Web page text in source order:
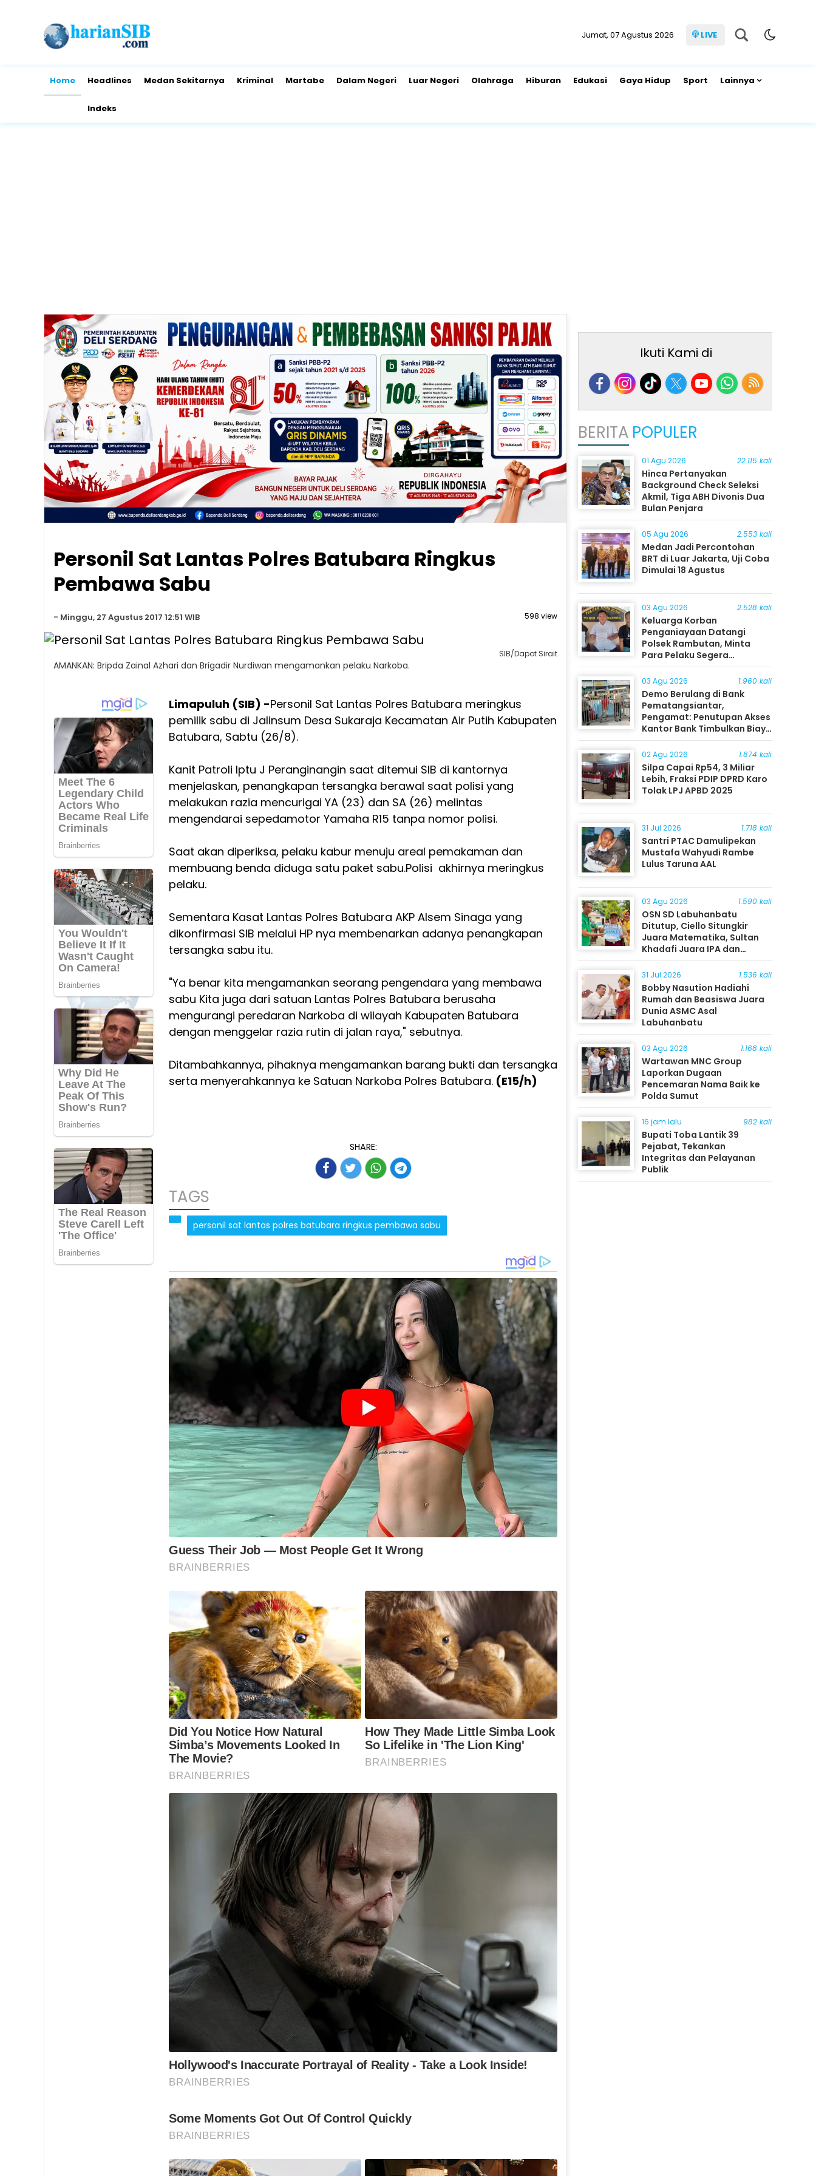
Jumat, 07 Agustus 2026 LIVE
Home Headlines Medan Sekitarnya Kriminal Martabe Dalam Negeri Luar Negeri Olahraga Hiburan Edukasi Gaya Hidup Sport Lainnya
Indeks
Personil Sat Lantas Polres Batubara Ringkus
Pembawa Sabu
- Minggu, 27 Agustus 2017 12:51 WIB 598 view
SIB/Dapot Sirait
AMANKAN: Bripda Zainal Azhari dan Brigadir Nurdiwan mengamankan pelaku Narkoba.
Limapuluh (SIB) -Personil Sat Lantas Polres Batubara meringkus
pemilik sabu di Jalinsum Desa Sukaraja Kecamatan Air Putih Kabupaten
Batubara, Sabtu (26/8).
Kanit Patroli Iptu J Peranginangin saat ditemui SIB di kantornya
menjelaskan, penangkapan tersangka berawal saat polisi yang
melakukan razia mencurigai YA (23) dan SA (26) melintas
mengendarai sepedamotor Yamaha R15 tanpa nomor polisi.
Saat akan diperiksa, pelaku kabur menuju areal pemakaman dan
membuang benda diduga satu paket sabu.Polisi akhirnya meringkus
pelaku.
Sementara Kasat Lantas Polres Batubara AKP Alsem Sinaga yang
dikonfirmasi SIB melalui HP nya membenarkan adanya penangkapan
tersangka sabu itu.
"Ya benar kita mengamankan seorang pengendara yang membawa
sabu Kita juga dari satuan Lantas Polres Batubara berusaha
mengurangi peredaran Narkoba di wilayah Kabupaten Batubara
dengan menggelar razia rutin di jalan raya," sebutnya.
Ditambahkannya, pihaknya mengamankan barang bukti dan tersangka
serta menyerahkannya ke Satuan Narkoba Polres Batubara. (E15/h)
SHARE:
TAGS
personil sat lantas polres batubara ringkus pembawa sabu
Ikuti Kami di
BERITA POPULER
01 Agu 2026 22.115 kali
Hinca Pertanyakan
Background Check Seleksi
Akmil, Tiga ABH Divonis Dua
Bulan Penjara
05 Agu 2026 2.553 kali
Medan Jadi Percontohan
BRT di Luar Jakarta, Uji Coba
Dimulai 18 Agustus
03 Agu 2026 2.528 kali
Keluarga Korban
Penganiayaan Datangi
Polsek Rambutan, Minta
Para Pelaku Segera
Ditangkap
03 Agu 2026 1.960 kali
Demo Berulang di Bank
Pematangsiantar,
Pengamat: Penutupan Akses
Kantor Bank Timbulkan Biaya
Ekonomi bagi Masyarakat
02 Agu 2026 1.874 kali
Silpa Capai Rp54, 3 Miliar
Lebih, Fraksi PDIP DPRD Karo
Tolak LPJ APBD 2025
31 Jul 2026 1.718 kali
Santri PTAC Damulipekan
Mustafa Wahyudi Rambe
Lulus Taruna AAL
03 Agu 2026 1.590 kali
OSN SD Labuhanbatu
Ditutup, Ciello Situngkir
Juara Matematika, Sultan
Khadafi Juara IPA dan
Timothy Rangkuti Juara IPS
31 Jul 2026 1.536 kali
Bobby Nasution Hadiahi
Rumah dan Beasiswa Juara
Dunia ASMC Asal
Labuhanbatu
03 Agu 2026 1.168 kali
Wartawan MNC Group
Laporkan Dugaan
Pencemaran Nama Baik ke
Polda Sumut
16 jam lalu 982 kali
Bupati Toba Lantik 39
Pejabat, Tekankan
Integritas dan Pelayanan
Publik